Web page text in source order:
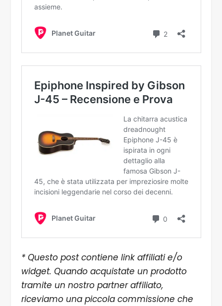
* Questo post contiene link affiliati e/o
widget. Quando acquistate un prodotto
tramite un nostro partner affiliato,
riceviamo una piccola commissione che